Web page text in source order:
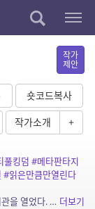
작가
제안
숏코드복사
작가소개 +
풀킹덤 #메타판타지
#읽은만큼만열린다
소개: 뷰티풀킹덤의 아름다운 대마녀 까뜨린느가 도서관을 열었다. 여름은 독서의 계절이고, 독서는 지식을 부른다. 읽은 만큼만 열리고, 다시 읽을 때마다 또 하나의 문이 열리는 이상한 독서... 더보기